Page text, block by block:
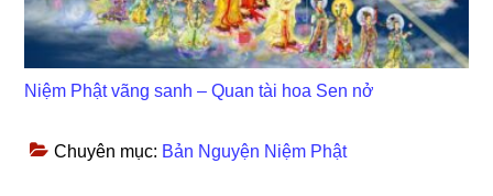
Niệm Phật vãng sanh – Quan tài hoa Sen nở
Chuyên mục: Bản Nguyện Niệm Phật